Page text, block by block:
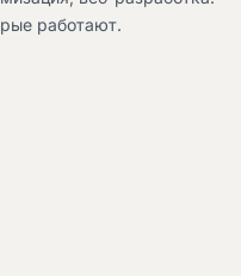
работают.